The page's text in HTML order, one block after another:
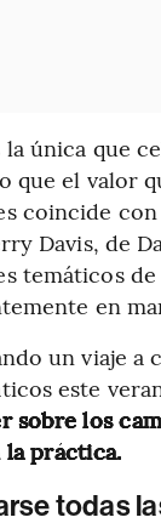
única que
que el valor
coincide
Davis, de
temáticos
en
un viaje a
este
sobre los
práctica.
todas